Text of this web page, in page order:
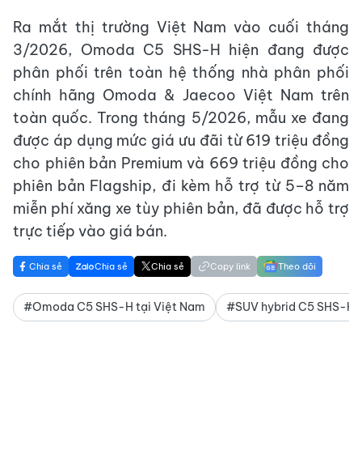
Ra mắt thị trường Việt Nam vào cuối tháng
3/2026, Omoda C5 SHS-H hiện đang được
phân phối trên toàn hệ thống nhà phân phối
chính hãng Omoda & Jaecoo Việt Nam trên
toàn quốc. Trong tháng 5/2026, mẫu xe đang
được áp dụng mức giá ưu đãi từ 619 triệu đồng
cho phiên bản Premium và 669 triệu đồng cho
phiên bản Flagship, đi kèm hỗ trợ từ 5–8 năm
miễn phí xăng xe tùy phiên bản, đã được hỗ trợ
trực tiếp vào giá bán.
Chia sẻ Chia sẻ Chia sẻ Copy link Theo dõi
#Omoda C5 SHS-H tại Việt Nam #SUV hybrid C5 SHS-H